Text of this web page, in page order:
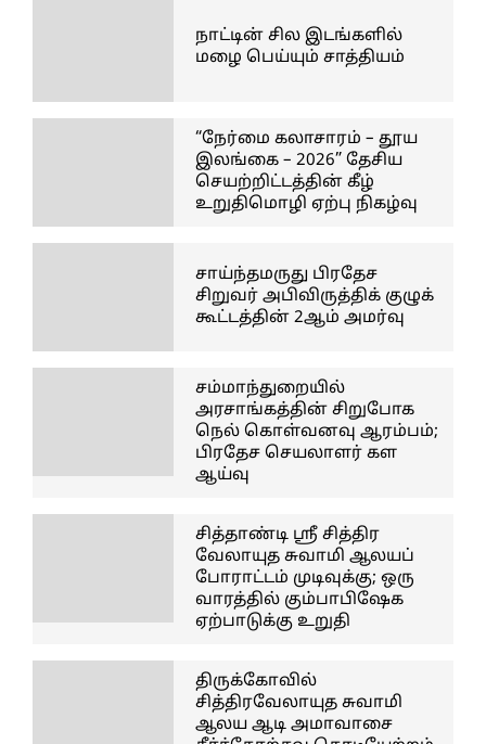
நாட்டின் சில இடங்களில்
மழை பெய்யும் சாத்தியம்
“நேர்மை கலாசாரம் – தூய
இலங்கை – 2026” தேசிய
செயற்றிட்டத்தின் கீழ்
உறுதிமொழி ஏற்பு நிகழ்வு
சாய்ந்தமருது பிரதேச
சிறுவர் அபிவிருத்திக் குழுக்
கூட்டத்தின் 2ஆம் அமர்வு
சம்மாந்துறையில்
அரசாங்கத்தின் சிறுபோக
நெல் கொள்வனவு ஆரம்பம்;
பிரதேச செயலாளர் கள
ஆய்வு
சித்தாண்டி ஸ்ரீ சித்திர
வேலாயுத சுவாமி ஆலயப்
போராட்டம் முடிவுக்கு; ஒரு
வாரத்தில் கும்பாபிஷேக
ஏற்பாடுக்கு உறுதி
திருக்கோவில்
சித்திரவேலாயுத சுவாமி
ஆலய ஆடி அமாவாசை